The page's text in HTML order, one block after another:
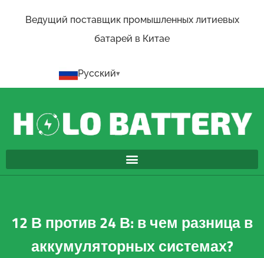
Ведущий поставщик промышленных литиевых
батарей в Китае
Русский
12 В против 24 В: в чем разница в
аккумуляторных системах?